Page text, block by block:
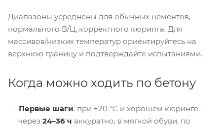
Диапазоны усреднены для обычных цементов,
нормального В/Ц, корректного кюринга. Для
массивов/низких температур ориентируйтесь на
верхнюю границу и подтверждайте испытаниями.
Когда можно ходить по бетону
Первые шаги: при +20 °C и хорошем кюринге –
через 24–36 ч аккуратно, в мягкой обуви, по